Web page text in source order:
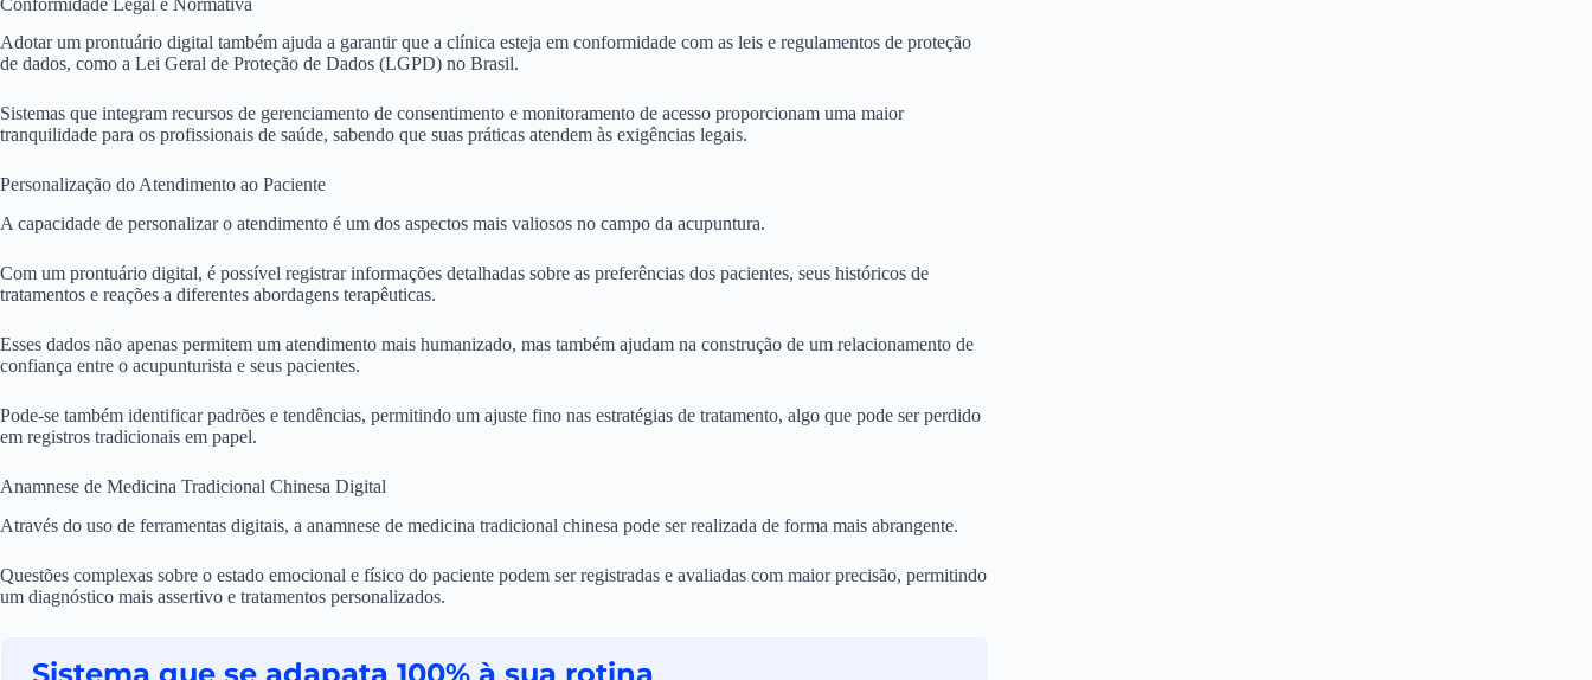
Adotar um prontuário digital também ajuda a garantir que a clínica esteja em conformidade com as leis e regulamentos de proteção
de dados, como a Lei Geral de Proteção de Dados (LGPD) no Brasil.
Sistemas que integram recursos de gerenciamento de consentimento e monitoramento de acesso proporcionam uma maior
tranquilidade para os profissionais de saúde, sabendo que suas práticas atendem às exigências legais.
Personalização do Atendimento ao Paciente
A capacidade de personalizar o atendimento é um dos aspectos mais valiosos no campo da acupuntura.
Com um prontuário digital, é possível registrar informações detalhadas sobre as preferências dos pacientes, seus históricos de
tratamentos e reações a diferentes abordagens terapêuticas.
Esses dados não apenas permitem um atendimento mais humanizado, mas também ajudam na construção de um relacionamento de
confiança entre o acupunturista e seus pacientes.
Pode-se também identificar padrões e tendências, permitindo um ajuste fino nas estratégias de tratamento, algo que pode ser perdido
em registros tradicionais em papel.
Anamnese de Medicina Tradicional Chinesa Digital
Através do uso de ferramentas digitais, a anamnese de medicina tradicional chinesa pode ser realizada de forma mais abrangente.
Questões complexas sobre o estado emocional e físico do paciente podem ser registradas e avaliadas com maior precisão, permitindo
um diagnóstico mais assertivo e tratamentos personalizados.